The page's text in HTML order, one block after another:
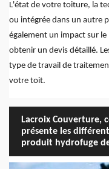
L'état de votre toiture, la
ou intégrée dans un autre
également un impact sur
obtenir un devis détaillé.
type de travail de
votre toit.
Lacroix Couverture,
présente les
produit hydrofuge